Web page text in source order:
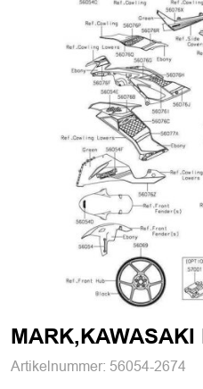
MARK,KAWASAKI
Artikelnummer: 56054-2674